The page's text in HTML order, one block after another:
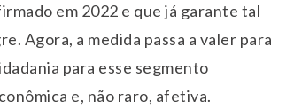
em 2022 e que já garante tal
Agora, a medida passa a valer para
para esse segmento
e, não raro, afetiva.